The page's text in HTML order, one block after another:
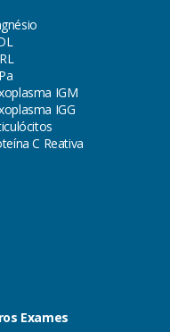
IGM
IGG
C Reativa
Exames